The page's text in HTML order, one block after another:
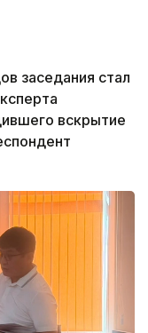
заседания стал
вскрытие